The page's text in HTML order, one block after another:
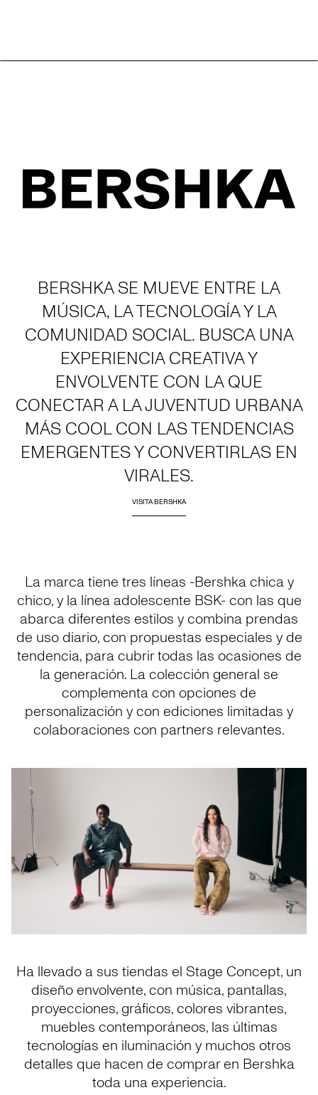
BERSHKA SE MUEVE ENTRE LA
MÚSICA, LA TECNOLOGÍA Y LA
COMUNIDAD SOCIAL. BUSCA UNA
EXPERIENCIA CREATIVA Y
ENVOLVENTE CON LA QUE
CONECTAR A LA JUVENTUD URBANA
MÁS COOL CON LAS TENDENCIAS
EMERGENTES Y CONVERTIRLAS EN
VIRALES.
VISITA BERSHKA
La marca tiene tres líneas -Bershka chica y
chico, y la línea adolescente BSK- con las que
abarca diferentes estilos y combina prendas
de uso diario, con propuestas especiales y de
tendencia, para cubrir todas las ocasiones de
la generación. La colección general se
complementa con opciones de
personalización y con ediciones limitadas y
colaboraciones con partners relevantes.
Ha llevado a sus tiendas el Stage Concept, un
diseño envolvente, con música, pantallas,
proyecciones, gráficos, colores vibrantes,
muebles contemporáneos, las últimas
tecnologías en iluminación y muchos otros
detalles que hacen de comprar en Bershka
toda una experiencia.